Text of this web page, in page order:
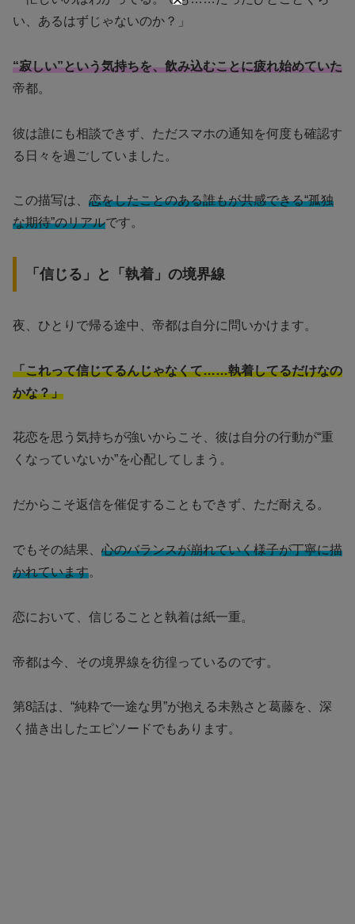
い、あるはずじゃないのか？」
“寂しい”という気持ちを、飲み込むことに疲れ始めていた
帝都。
彼は誰にも相談できず、ただスマホの通知を何度も確認す
る日々を過ごしていました。
この描写は、 恋をしたことのある誰もが共感できる“孤独
な期待”のリアルです。
「信じる」と「執着」の境界線
夜、ひとりで帰る途中、帝都は自分に問いかけます。
「これって信じてるんじゃなくて……執着してるだけなの
かな？」
花恋を思う気持ちが強いからこそ、彼は自分の行動が“重
くなっていないか”を心配してしまう。
だからこそ返信を催促することもできず、ただ耐える。
でもその結果、 心のバランスが崩れていく様子が丁寧に描
かれています。
恋において、信じることと執着は紙一重。
帝都は今、その境界線を彷徨っているのです。
第8話は、“純粋で一途な男”が抱える未熟さと葛藤を、深
く描き出したエピソードでもあります。